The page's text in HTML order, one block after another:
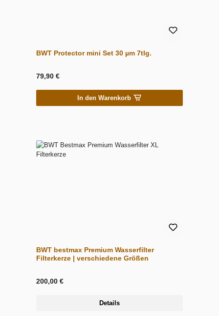
BWT Protector mini Set 30 µm 7tlg.
79,90 €
In den Warenkorb
BWT bestmax Premium Wasserfilter
Filterkerze | verschiedene Größen
200,00 €
Details